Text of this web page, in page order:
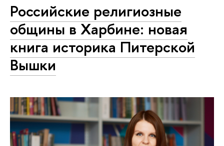
Российские религиозные
общины в Харбине: новая
книга историка Питерской
Вышки